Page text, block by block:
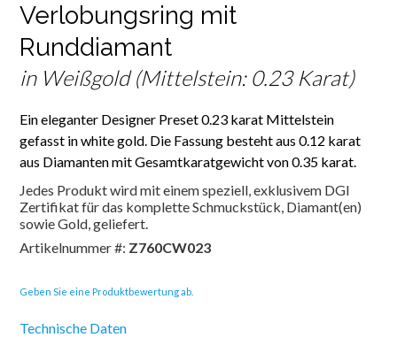
Verlobungsring mit
Runddiamant
in Weißgold (Mittelstein: 0.23 Karat)
Ein eleganter Designer Preset 0.23 karat Mittelstein
gefasst in white gold. Die Fassung besteht aus 0.12 karat
aus Diamanten mit Gesamtkaratgewicht von 0.35 karat.
Jedes Produkt wird mit einem speziell, exklusivem DGI
Zertifikat für das komplette Schmuckstück, Diamant(en)
sowie Gold, geliefert.
Artikelnummer #: Z760CW023
Geben Sie eine Produktbewertung ab.
Technische Daten